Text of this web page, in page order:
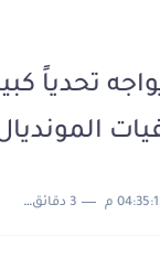
في جزيرة قشم
تحدياً
3 دقائق للقراءة